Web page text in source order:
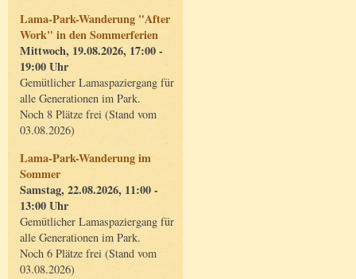
Lama-Park-Wanderung "After
Work" in den Sommerferien
Mittwoch, 19.08.2026, 17:00 -
19:00 Uhr
Gemütlicher Lamaspaziergang für
alle Generationen im Park.
Noch 8 Plätze frei (Stand vom
03.08.2026)
Lama-Park-Wanderung im
Sommer
Samstag, 22.08.2026, 11:00 -
13:00 Uhr
Gemütlicher Lamaspaziergang für
alle Generationen im Park.
Noch 6 Plätze frei (Stand vom
03.08.2026)